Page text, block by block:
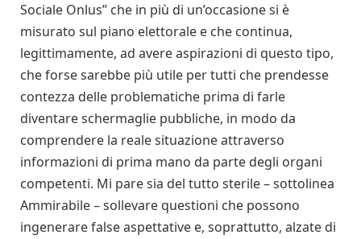
Sociale Onlus” che in più di un’occasione si è
misurato sul piano elettorale e che continua,
legittimamente, ad avere aspirazioni di questo tipo,
che forse sarebbe più utile per tutti che prendesse
contezza delle problematiche prima di farle
diventare schermaglie pubbliche, in modo da
comprendere la reale situazione attraverso
informazioni di prima mano da parte degli organi
competenti. Mi pare sia del tutto sterile – sottolinea
Ammirabile – sollevare questioni che possono
ingenerare false aspettative e, soprattutto, alzate di